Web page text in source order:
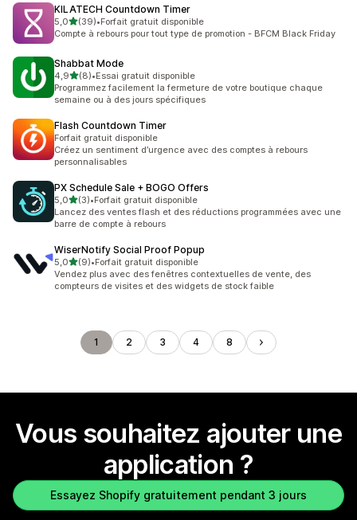
KILATECH Countdown Timer
5,0étoile(s) sur 5
(39)
39 avis au total
•Forfait gratuit disponible
Compte à rebours pour tout type de promotion - BFCM Black Friday
Shabbat Mode
4,9étoile(s) sur 5
(8)
8 avis au total
•Essai gratuit disponible
Programmez facilement la fermeture de votre boutique chaque
semaine ou à des jours spécifiques
Flash Countdown Timer
Forfait gratuit disponible
Créez un sentiment d’urgence avec des comptes à rebours
personnalisables
PX Schedule Sale + BOGO Offers
5,0étoile(s) sur 5
(3)
3 avis au total
•Forfait gratuit disponible
Lancez des ventes flash et des réductions programmées avec une
barre de compte à rebours
WiserNotify Social Proof Popup
5,0étoile(s) sur 5
(9)
9 avis au total
•Forfait gratuit disponible
Vendez plus avec des fenêtres contextuelles de vente, des
compteurs de visites et des widgets de stock faible
1 2 3 4 8
Vous souhaitez ajouter une
application ?
Essayez Shopify gratuitement pendant 3 jours